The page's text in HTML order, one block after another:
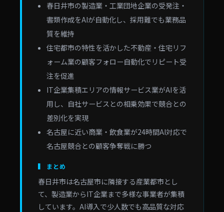
春日井市の製造業・工業団地企業の受発注・
書類作成をAIが自動化し、採用難でも業務品
質を維持
住宅都市の特性を活かした不動産・住宅リフ
ォーム業の顧客フォロー自動化でリピート受
注を促進
IT企業集積エリアの情報サービス業がAIを活
用し、自社サービスとの相乗効果で競合との
差別化を実現
名古屋に近い商業・飲食業が24時間AI対応で
名古屋競合との顧客争奪戦に勝つ
▍ まとめ
春日井市は名古屋市に隣接する産業都市とし
て、製造業からIT企業まで多様な事業者が集積
しています。AI導入で少人数でも高品質な対応